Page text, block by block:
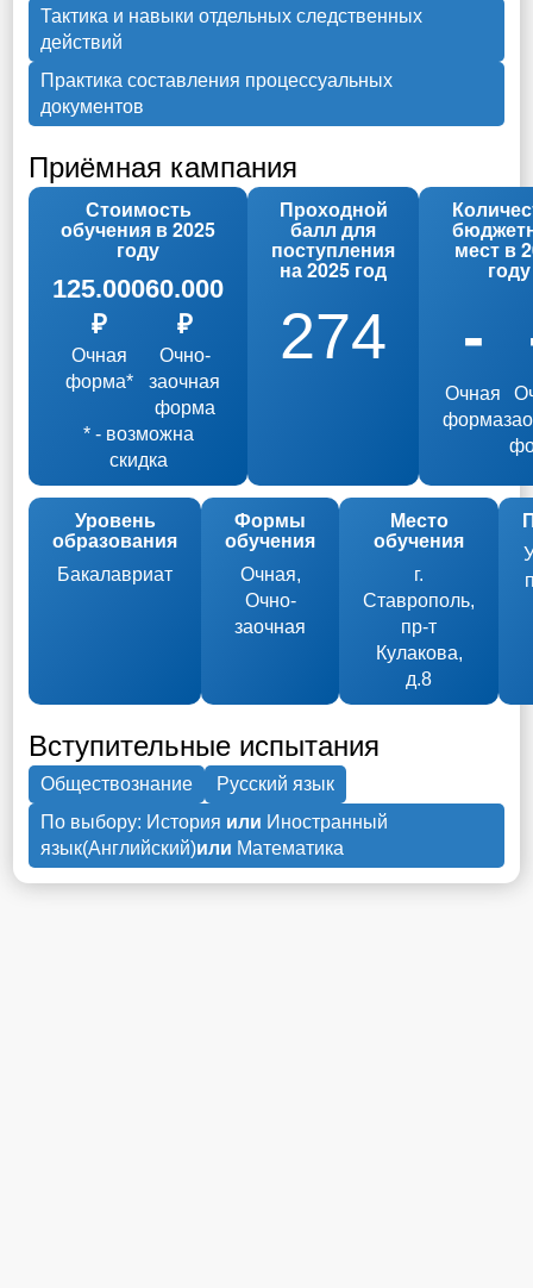
Тактика и навыки отдельных следственных
действий
Практика составления процессуальных
документов
Приёмная кампания
Стоимость
обучения в 2025
году
125.000
₽
Очная
форма*
60.000
₽
Очно-
заочная
форма
* - возможна
скидка
Проходной
балл для
поступления
на 2025 год
274
мест в
году
-
Очная
форма
Уровень
образования
Бакалавриат
Формы
обучения
Очная,
Очно-
заочная
Место
обучения
г.
Ставрополь,
пр-т
Кулакова,
д.8
Вступительные испытания
Обществознание
Русский язык
По выбору: История или Иностранный
язык(Английский)или Математика